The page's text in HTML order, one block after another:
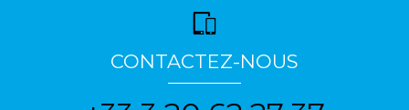
CONTACTEZ-NOUS